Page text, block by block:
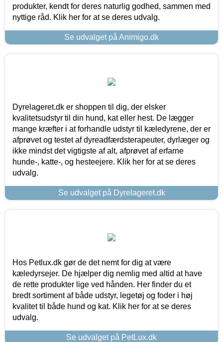
produkter, kendt for deres naturlig godhed, sammen med
nyttige råd. Klik her for at se deres udvalg.
Se udvalget på Animigo.dk
Dyrelageret.dk er shoppen til dig, der elsker
kvalitetsudstyr til din hund, kat eller hest. De lægger
mange kræfter i at forhandle udstyr til kæledyrene, der er
afprøvet og testet af dyreadfærdsterapeuter, dyrlæger og
ikke mindst det vigtigste af alt, afprøvet af erfarne
hunde-, katte-, og hesteejere. Klik her for at se deres
udvalg.
Se udvalget på Dyrelageret.dk
Hos Petlux.dk gør de det nemt for dig at være
kæledyrsejer. De hjælper dig nemlig med altid at have
de rette produkter lige ved hånden. Her finder du et
bredt sortiment af både udstyr, legetøj og foder i høj
kvalitet til både hund og kat. Klik her for at se deres
udvalg.
Se udvalget på PetLux.dk